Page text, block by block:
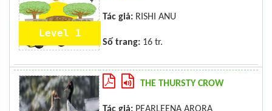
Level 1
Tác giả: RISHI ANU
Số trang: 16 tr.
THE THURSTY CROW